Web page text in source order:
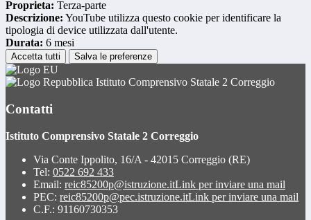
Proprieta: Terza-parte
Descrizione: YouTube utilizza questo cookie per identificare la
tipologia di device utilizzata dall'utente.
Durata: 6 mesi
Accetta tutti Salva le preferenze
Istituto Comprensivo Statale 2 Correggio
Contatti
Istituto Comprensivo Statale 2 Correggio
Via Conte Ippolito, 16/A - 42015 Correggio (RE)
Tel: 0522 692 433
Email: reic85200p@istruzione.itLink per inviare una mail
PEC: reic85200p@pec.istruzione.itLink per inviare una mail
C.F.: 91160730353